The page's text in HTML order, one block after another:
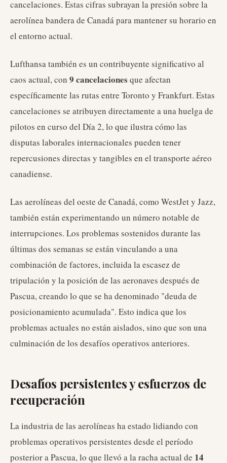
cancelaciones. Estas cifras subrayan la presión sobre la
aerolínea bandera de Canadá para mantener su horario en
el entorno actual.
Lufthansa también es un contribuyente significativo al
caos actual, con 9 cancelaciones que afectan
específicamente las rutas entre Toronto y Frankfurt. Estas
cancelaciones se atribuyen directamente a una huelga de
pilotos en curso del Día 2, lo que ilustra cómo las
disputas laborales internacionales pueden tener
repercusiones directas y tangibles en el transporte aéreo
canadiense.
Las aerolíneas del oeste de Canadá, como WestJet y Jazz,
también están experimentando un número notable de
interrupciones. Los problemas sostenidos durante las
últimas dos semanas se están vinculando a una
combinación de factores, incluida la escasez de
tripulación y la posición de las aeronaves después de
Pascua, creando lo que se ha denominado "deuda de
posicionamiento acumulada". Esto indica que los
problemas actuales no están aislados, sino que son una
culminación de los desafíos operativos anteriores.
Desafíos persistentes y esfuerzos de
recuperación
La industria de las aerolíneas ha estado lidiando con
problemas operativos persistentes desde el período
posterior a Pascua, lo que llevó a la racha actual de 14